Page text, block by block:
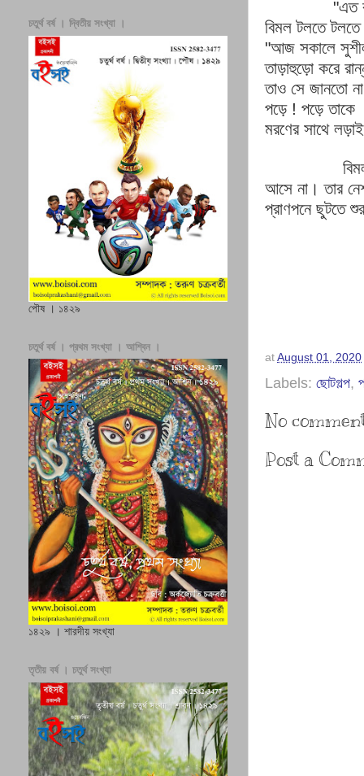
"এত
বিমল টলতে টলতে
"আজ সকালে
তাড়াহুড়ো করে
তাও সে জানতো
পড়ে! পড়ে তাকে
মরণের সাথে লড়াই
আসে না। তার
প্রাণপনে ছুটতে
at August 01, 2020
Labels: ছোটগল্প,
No
Post a
চতুর্থ বর্ষ । দ্বিতীয় সংখ্যা ।
পৌষ । ১৪২৯
চতুর্থ বর্ষ । প্রথম সংখ্যা । আশ্বিন ।
১৪২৯ । শারদীয় সংখ্যা
তৃতীয় বর্ষ । চতুর্থ সংখ্যা